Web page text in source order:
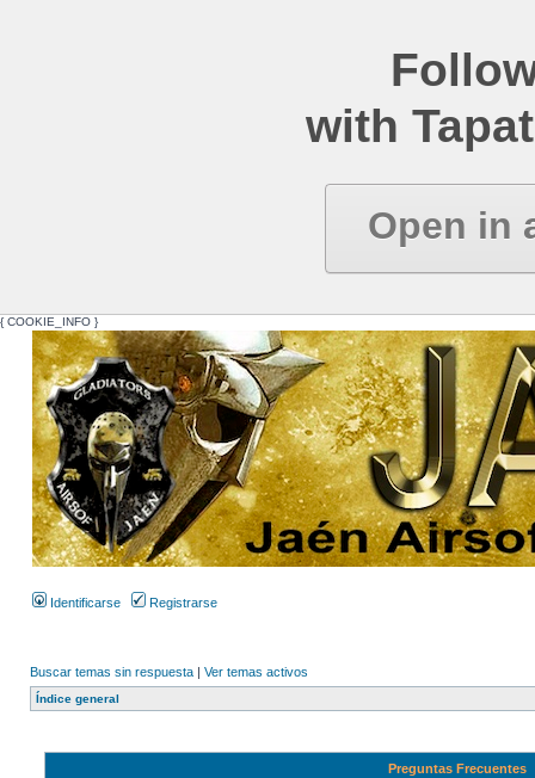
with
Open in
{ COOKIE_INFO }
Identificarse Registrarse
Buscar temas sin respuesta | Ver temas activos
Índice general
Preguntas Frecuentes